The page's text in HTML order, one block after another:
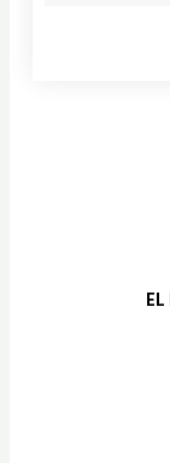
EL